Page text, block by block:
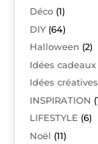
Déco(1)
DIY(64)
Halloween (2)
Idées cadeaux
Idées créatives
INSPIRATION
LIFESTYLE (6)
Noël (11)